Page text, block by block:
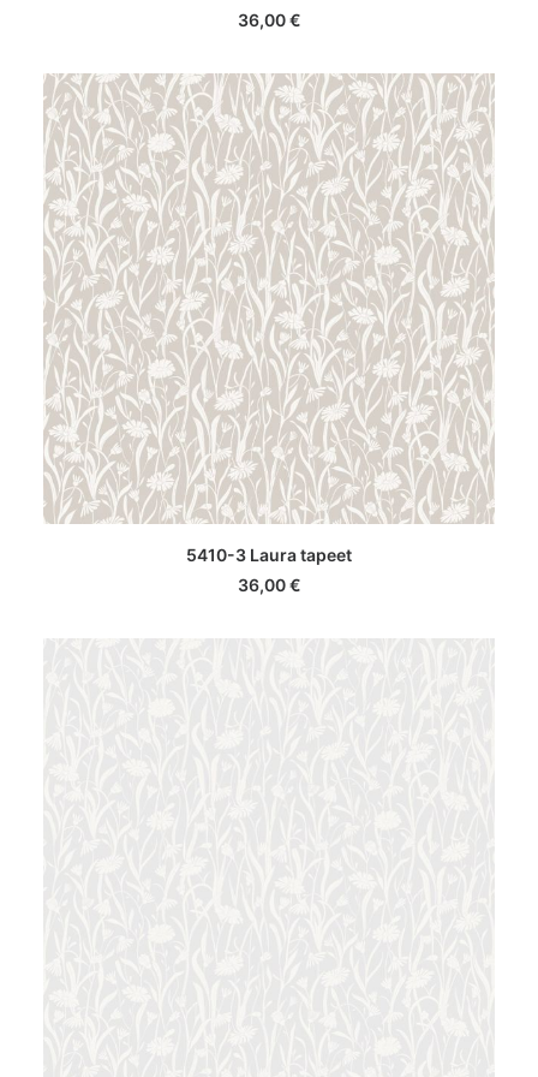
36,00€
LISA KORVI
5410-3 Laura tapeet
36,00€